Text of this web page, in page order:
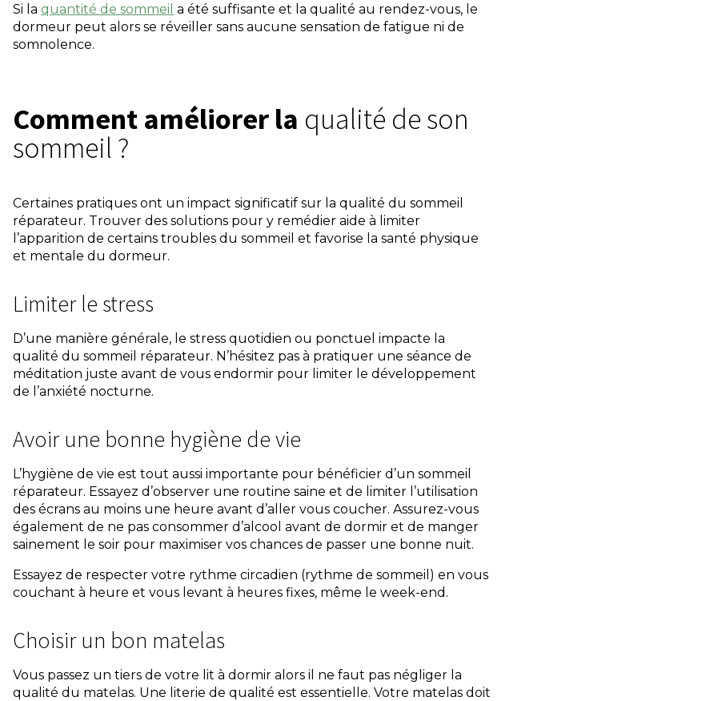
Si la quantité de sommeil a été suffisante et la qualité au rendez-vous, le
dormeur peut alors se réveiller sans aucune sensation de fatigue ni de
somnolence.
Comment améliorer la qualité de son
sommeil ?
Certaines pratiques ont un impact significatif sur la qualité du sommeil
réparateur. Trouver des solutions pour y remédier aide à limiter
l’apparition de certains troubles du sommeil et favorise la santé physique
et mentale du dormeur.
Limiter le stress
D’une manière générale, le stress quotidien ou ponctuel impacte la
qualité du sommeil réparateur. N’hésitez pas à pratiquer une séance de
méditation juste avant de vous endormir pour limiter le développement
de l’anxiété nocturne.
Avoir une bonne hygiène de vie
L’hygiène de vie est tout aussi importante pour bénéficier d’un sommeil
réparateur. Essayez d’observer une routine saine et de limiter l’utilisation
des écrans au moins une heure avant d’aller vous coucher. Assurez-vous
également de ne pas consommer d’alcool avant de dormir et de manger
sainement le soir pour maximiser vos chances de passer une bonne nuit.
Essayez de respecter votre rythme circadien (rythme de sommeil) en vous
couchant à heure et vous levant à heures fixes, même le week-end.
Choisir un bon matelas
Vous passez un tiers de votre lit à dormir alors il ne faut pas négliger la
qualité du matelas. Une literie de qualité est essentielle. Votre matelas doit